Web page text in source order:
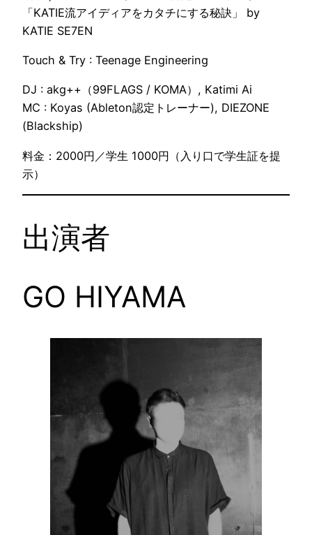
「KATIE流アイディアをカタチにする秘訣」 by
KATIE SE7EN
Touch & Try : Teenage Engineering
DJ : akg++（99FLAGS / KOMA）, Katimi Ai
MC : Koyas (Ableton認定トレーナー), DIEZONE
(Blackship)
料金：2000円／学生 1000円（入り口で学生証を提
示）
出演者
GO HIYAMA